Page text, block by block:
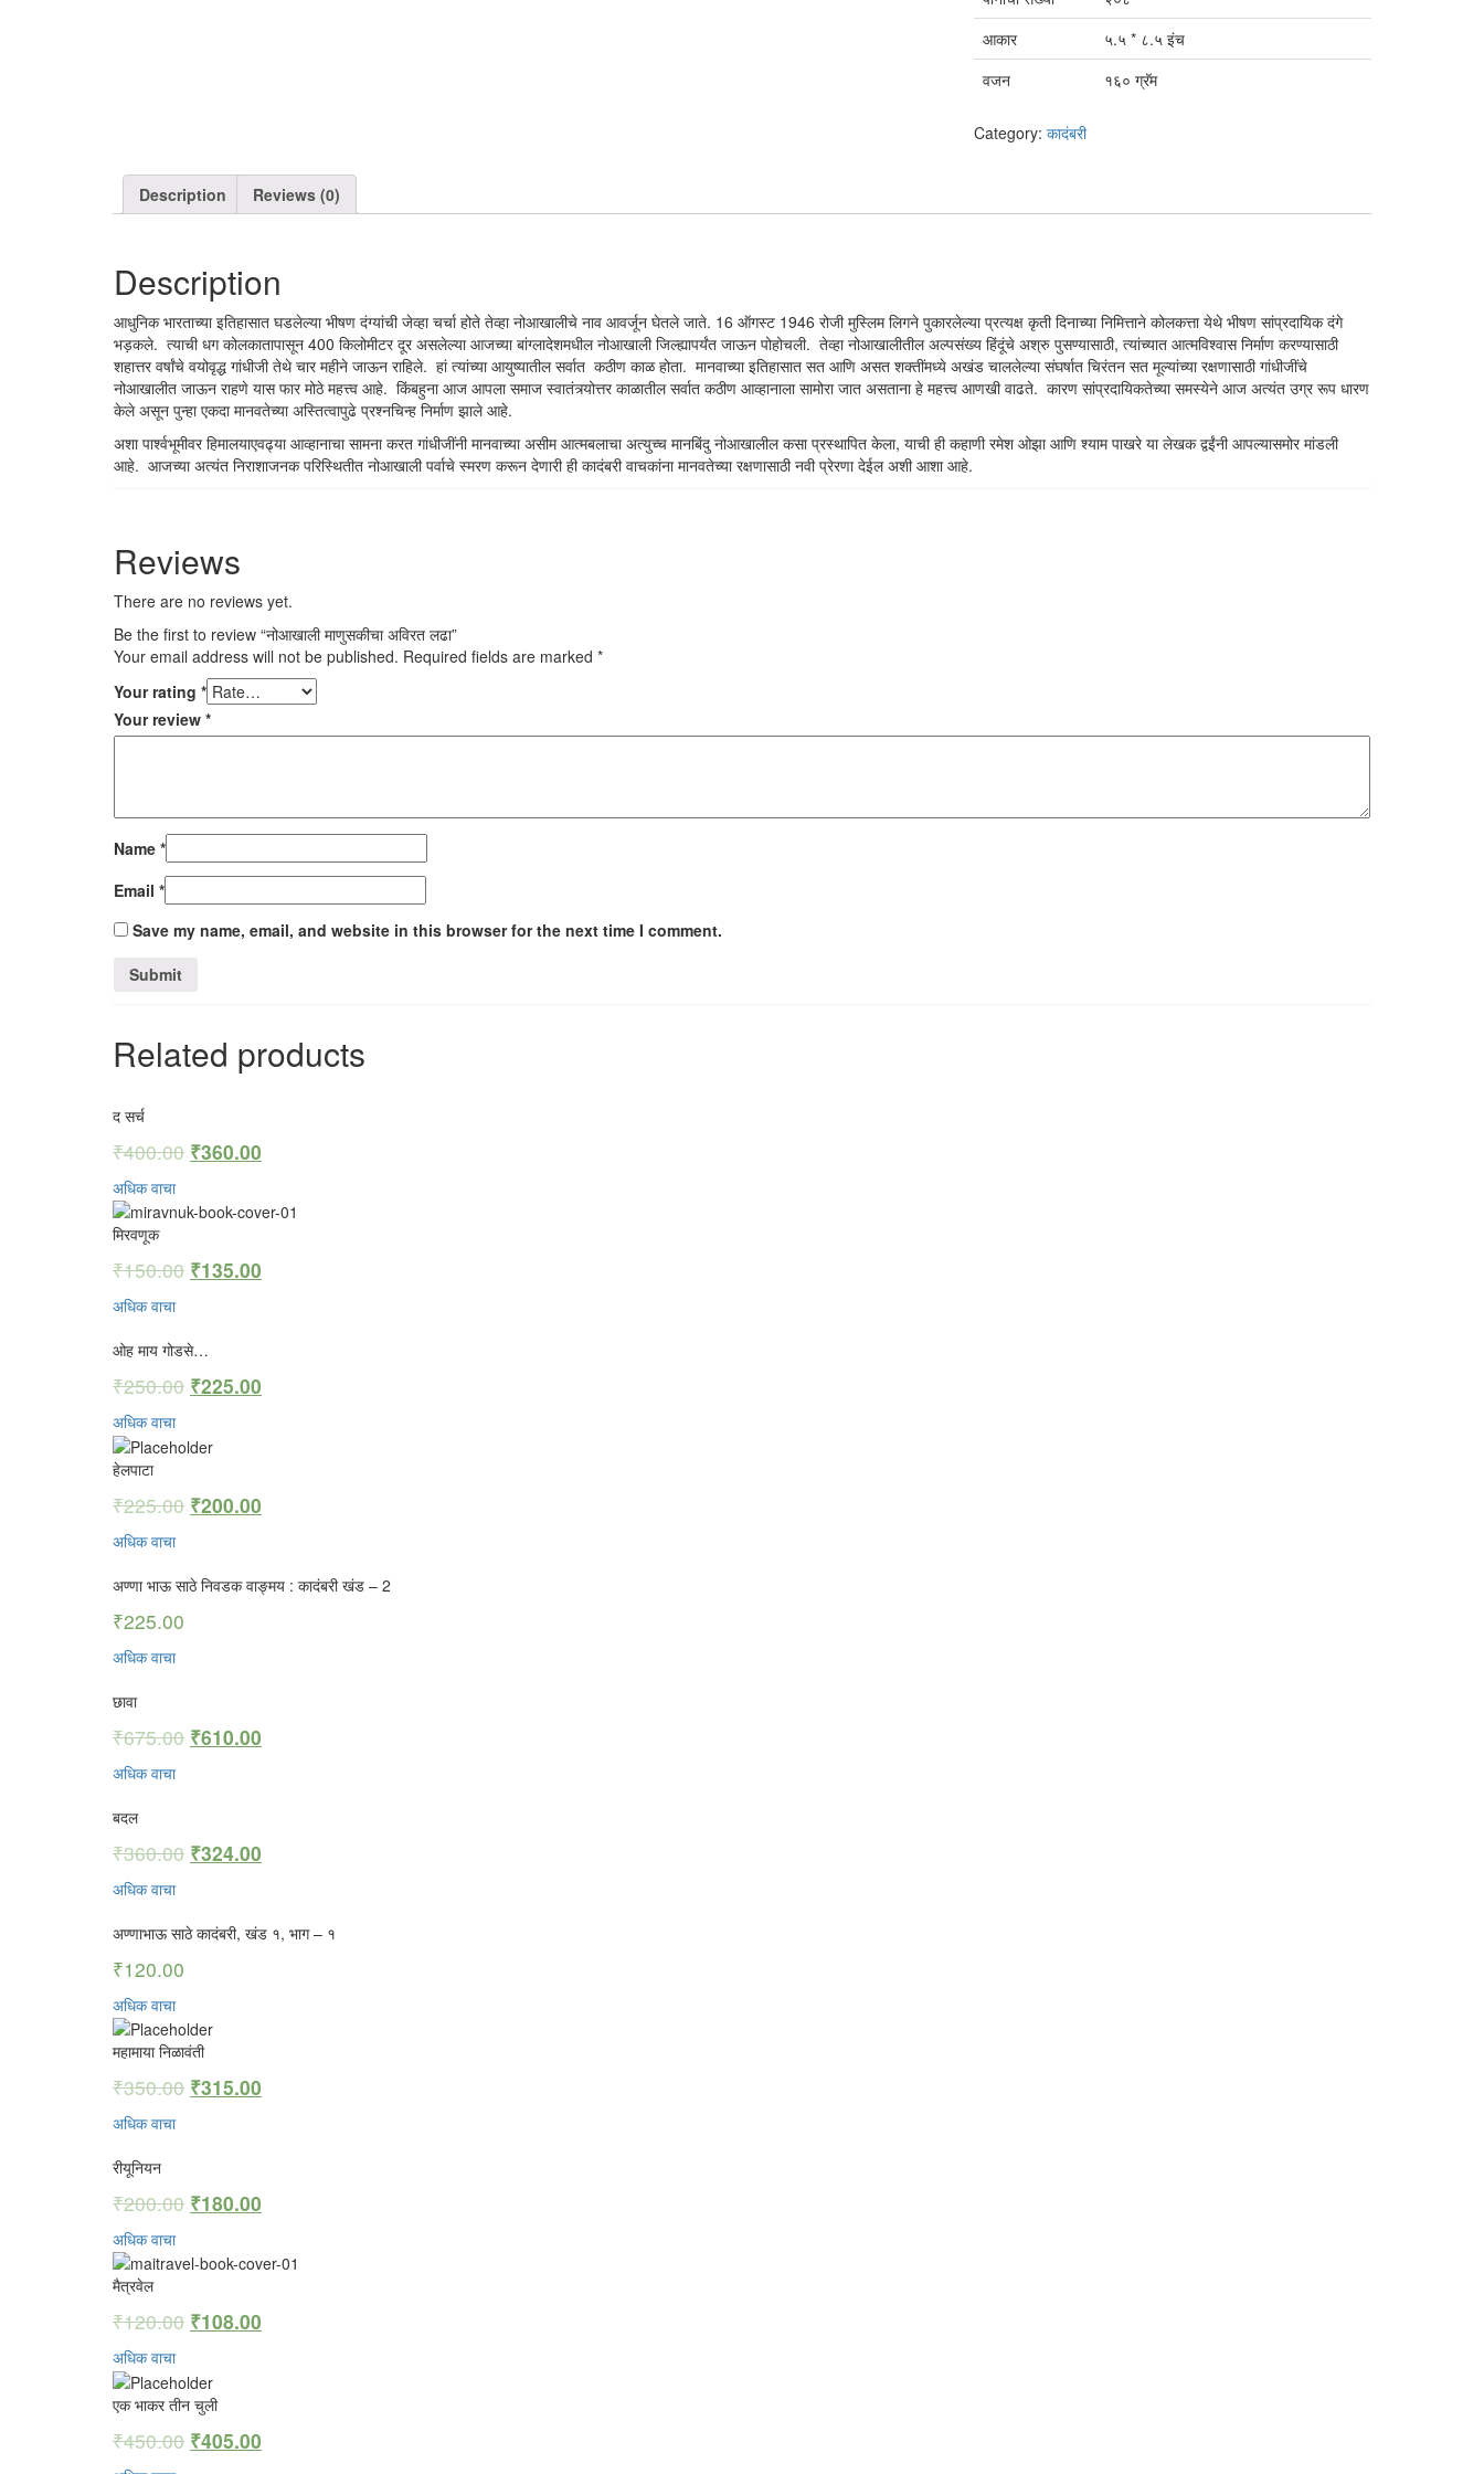
आकार
५.५ * ८.५ इंच
वजन
१६० ग्रॅम
Category: कादंबरी
Description Reviews (0)
Description
आधुनिक भारताच्या इतिहासात घडलेल्या भीषण दंग्यांची जेव्हा चर्चा होते तेव्हा नोआखालीचे नाव आवर्जून घेतले जाते. 16 ऑगस्ट 1946 रोजी मुस्लिम लिगने पुकारलेल्या प्रत्यक्ष कृती दिनाच्या निमित्ताने कोलकत्ता येथे भीषण सांप्रदायिक दंगे
भड़कले. त्याची धग कोलकातापासून 400 किलोमीटर दूर असलेल्या आजच्या बांग्लादेशमधील नोआखाली जिल्ह्यापर्यंत जाऊन पोहोचली. तेव्हा नोआखालीतील अल्पसंख्य हिंदूंचे अश्रु पुसण्यासाठी, त्यांच्यात आत्मविश्वास निर्माण करण्यासाठी
शहात्तर वर्षांचे वयोवृद्ध गांधीजी तेथे चार महीने जाऊन राहिले. हां त्यांच्या आयुष्यातील सर्वात कठीण काळ होता. मानवाच्या इतिहासात सत आणि असत शक्तींमध्ये अखंड चाललेल्या संघर्षात चिरंतन सत मूल्यांच्या रक्षणासाठी गांधीजींचे
नोआखालीत जाऊन राहणे यास फार मोठे महत्त्व आहे. किंबहुना आज आपला समाज स्वातंत्र्योत्तर काळातील सर्वात कठीण आव्हानाला सामोरा जात असताना हे महत्त्व आणखी वाढते. कारण सांप्रदायिकतेच्या समस्येने आज अत्यंत उग्र रूप धारण
केले असून पुन्हा एकदा मानवतेच्या अस्तित्वापुढे प्रश्नचिन्ह निर्माण झाले आहे.
अशा पार्श्वभूमीवर हिमालयाएवढ्या आव्हानाचा सामना करत गांधीजींनी मानवाच्या असीम आत्मबलाचा अत्युच्च मानबिंदु नोआखालील कसा प्रस्थापित केला, याची ही कहाणी रमेश ओझा आणि श्याम पाखरे या लेखक द्वईंनी आपल्यासमोर मांडली
आहे. आजच्या अत्यंत निराशाजनक परिस्थितीत नोआखाली पर्वाचे स्मरण करून देणारी ही कादंबरी वाचकांना मानवतेच्या रक्षणासाठी नवी प्रेरणा देईल अशी आशा आहे.
Reviews
There are no reviews yet.
Be the first to review “नोआखाली माणुसकीचा अविरत लढा”
Your email address will not be published. Required fields are marked *
Your rating *
Your review *
Name *
Email *
Save my name, email, and website in this browser for the next time I comment.
Related products
द सर्च
₹400.00 ₹360.00
अधिक वाचा
मिरवणूक
₹150.00 ₹135.00
अधिक वाचा
ओह माय गोडसे…
₹250.00 ₹225.00
अधिक वाचा
हेलपाटा
₹225.00 ₹200.00
अधिक वाचा
अण्णा भाऊ साठे निवडक वाङ्मय : कादंबरी खंड – 2
₹225.00
अधिक वाचा
छावा
₹675.00 ₹610.00
अधिक वाचा
बदल
₹360.00 ₹324.00
अधिक वाचा
अण्णाभाऊ साठे कादंबरी, खंड १, भाग – १
₹120.00
अधिक वाचा
महामाया निळावंती
₹350.00 ₹315.00
अधिक वाचा
रीयूनियन
₹200.00 ₹180.00
अधिक वाचा
मैत्रवेल
₹120.00 ₹108.00
अधिक वाचा
एक भाकर तीन चुली
₹450.00 ₹405.00